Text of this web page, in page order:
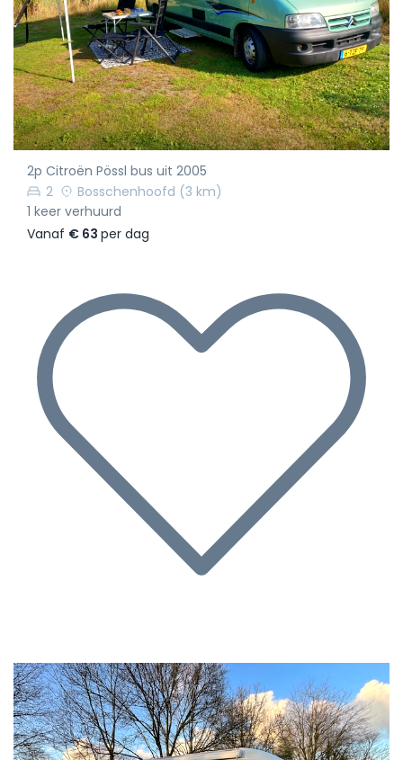
2p Citroën Pössl bus uit 2005
2
Bosschenhoofd (3 km)
1 keer verhuurd
Vanaf € 63 per dag